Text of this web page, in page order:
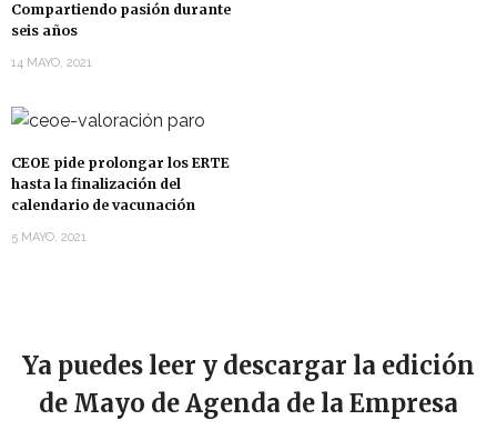
Compartiendo pasión durante
seis años
14 MAYO, 2021
CEOE pide prolongar los ERTE
hasta la finalización del
calendario de vacunación
5 MAYO, 2021
Ya puedes leer y descargar la edición
de Mayo de Agenda de la Empresa